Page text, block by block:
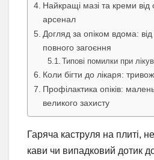
Найкращі мазі та креми від
арсенал
Догляд за опіком вдома:
повного загоєння
Типові помилки при
Коли бігти до лікаря:
Профілактика опіків:
великого захисту
Гаряча каструля на плиті,
кави чи випадковий дотик